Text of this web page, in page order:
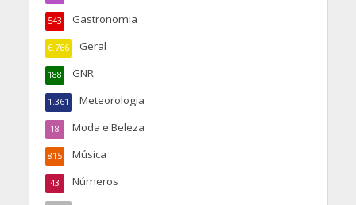
Gastronomia
543
Geral
6.766
GNR
188
Meteorologia
1.361
Moda e Beleza
18
Música
815
Números
43